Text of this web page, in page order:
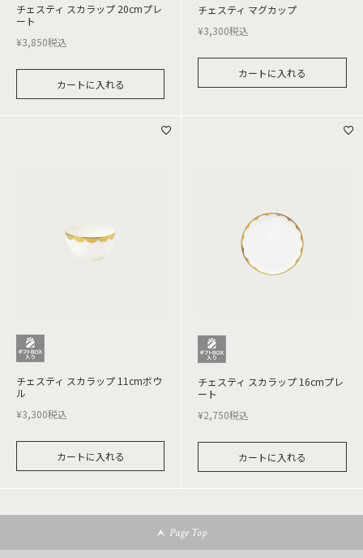
チェスティ スカラップ 20cmプレ
ート
¥3,850税込
カートに入れる
チェスティ マグカップ
¥3,300税込
カートに入れる
チェスティ スカラップ 11cmボウ
ル
¥3,300税込
カートに入れる
チェスティ スカラップ 16cmプレ
ート
¥2,750税込
カートに入れる
Page Top